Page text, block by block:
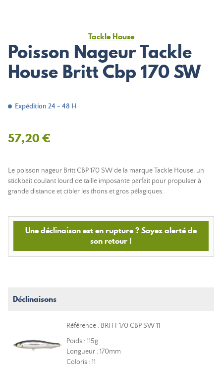
Tackle House
Poisson Nageur Tackle
House Britt Cbp 170 SW
Expédition 24 - 48 H
57,20 €
Le poisson nageur Britt CBP 170 SW de la marque Tackle House, un
stickbait coulant lourd de taille imposante parfait pour propulser à
grande distance et cibler les thons et gros pélagiques.
Une déclinaison est en rupture ? Soyez alerté de
son retour !
Déclinaisons
Référence : BRITT 170 CBP SW 11
Poids : 115g
Longueur : 170mm
Coloris : 11